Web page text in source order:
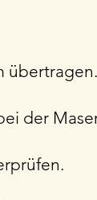
übertragen.
der